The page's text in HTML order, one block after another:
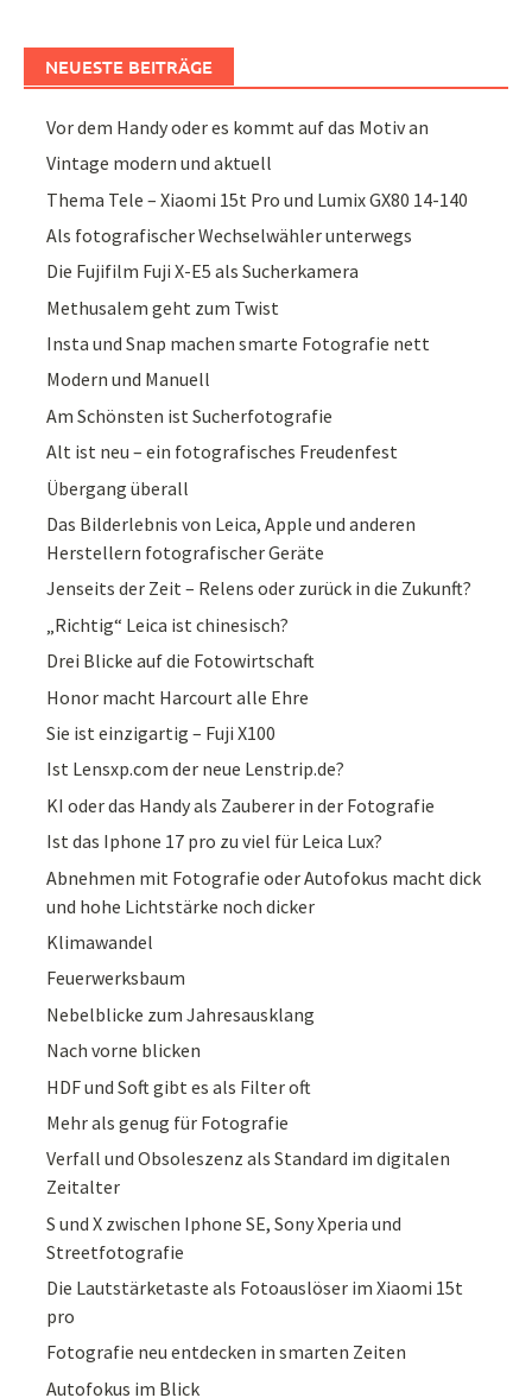
NEUESTE BEITRÄGE
Vor dem Handy oder es kommt auf das Motiv an
Vintage modern und aktuell
Thema Tele – Xiaomi 15t Pro und Lumix GX80 14-140
Als fotografischer Wechselwähler unterwegs
Die Fujifilm Fuji X-E5 als Sucherkamera
Methusalem geht zum Twist
Insta und Snap machen smarte Fotografie nett
Modern und Manuell
Am Schönsten ist Sucherfotografie
Alt ist neu – ein fotografisches Freudenfest
Übergang überall
Das Bilderlebnis von Leica, Apple und anderen
Herstellern fotografischer Geräte
Jenseits der Zeit – Relens oder zurück in die Zukunft?
„Richtig“ Leica ist chinesisch?
Drei Blicke auf die Fotowirtschaft
Honor macht Harcourt alle Ehre
Sie ist einzigartig – Fuji X100
Ist Lensxp.com der neue Lenstrip.de?
KI oder das Handy als Zauberer in der Fotografie
Ist das Iphone 17 pro zu viel für Leica Lux?
Abnehmen mit Fotografie oder Autofokus macht dick
und hohe Lichtstärke noch dicker
Klimawandel
Feuerwerksbaum
Nebelblicke zum Jahresausklang
Nach vorne blicken
HDF und Soft gibt es als Filter oft
Mehr als genug für Fotografie
Verfall und Obsoleszenz als Standard im digitalen
Zeitalter
S und X zwischen Iphone SE, Sony Xperia und
Streetfotografie
Die Lautstärketaste als Fotoauslöser im Xiaomi 15t
pro
Fotografie neu entdecken in smarten Zeiten
Autofokus im Blick